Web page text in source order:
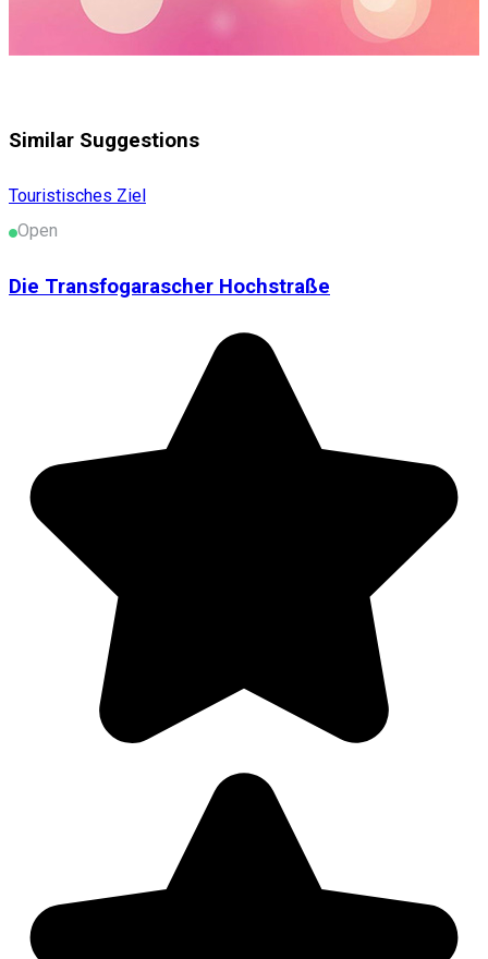
Similar Suggestions
Touristisches Ziel
Open
Die Transfogarascher Hochstraße